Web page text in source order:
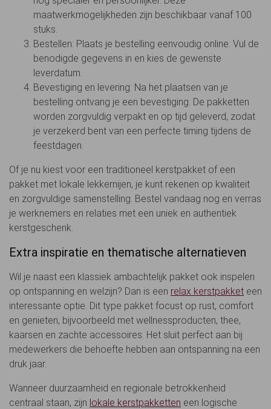
maatwerkmogelijkheden zijn beschikbaar vanaf 100
stuks.
Bestellen: Plaats je bestelling eenvoudig online. Vul de
benodigde gegevens in en kies de gewenste
leverdatum.
Bevestiging en levering: Na het plaatsen van je
bestelling ontvang je een bevestiging. De pakketten
worden zorgvuldig verpakt en op tijd geleverd, zodat
je verzekerd bent van een perfecte timing tijdens de
feestdagen.
Of je nu kiest voor een traditioneel kerstpakket of een
pakket met lokale lekkernijen, je kunt rekenen op kwaliteit
en zorgvuldige samenstelling. Bestel vandaag nog en verras
je werknemers en relaties met een uniek en authentiek
kerstgeschenk.
Extra inspiratie en thematische alternatieven
Wil je naast een klassiek ambachtelijk pakket ook inspelen
op ontspanning en welzijn? Dan is een relax kerstpakket een
interessante optie. Dit type pakket focust op rust, comfort
en genieten, bijvoorbeeld met wellnessproducten, thee,
kaarsen en zachte accessoires. Het sluit perfect aan bij
medewerkers die behoefte hebben aan ontspanning na een
druk jaar.
Wanneer duurzaamheid en regionale betrokkenheid
centraal staan, zijn lokale kerstpakketten een logische